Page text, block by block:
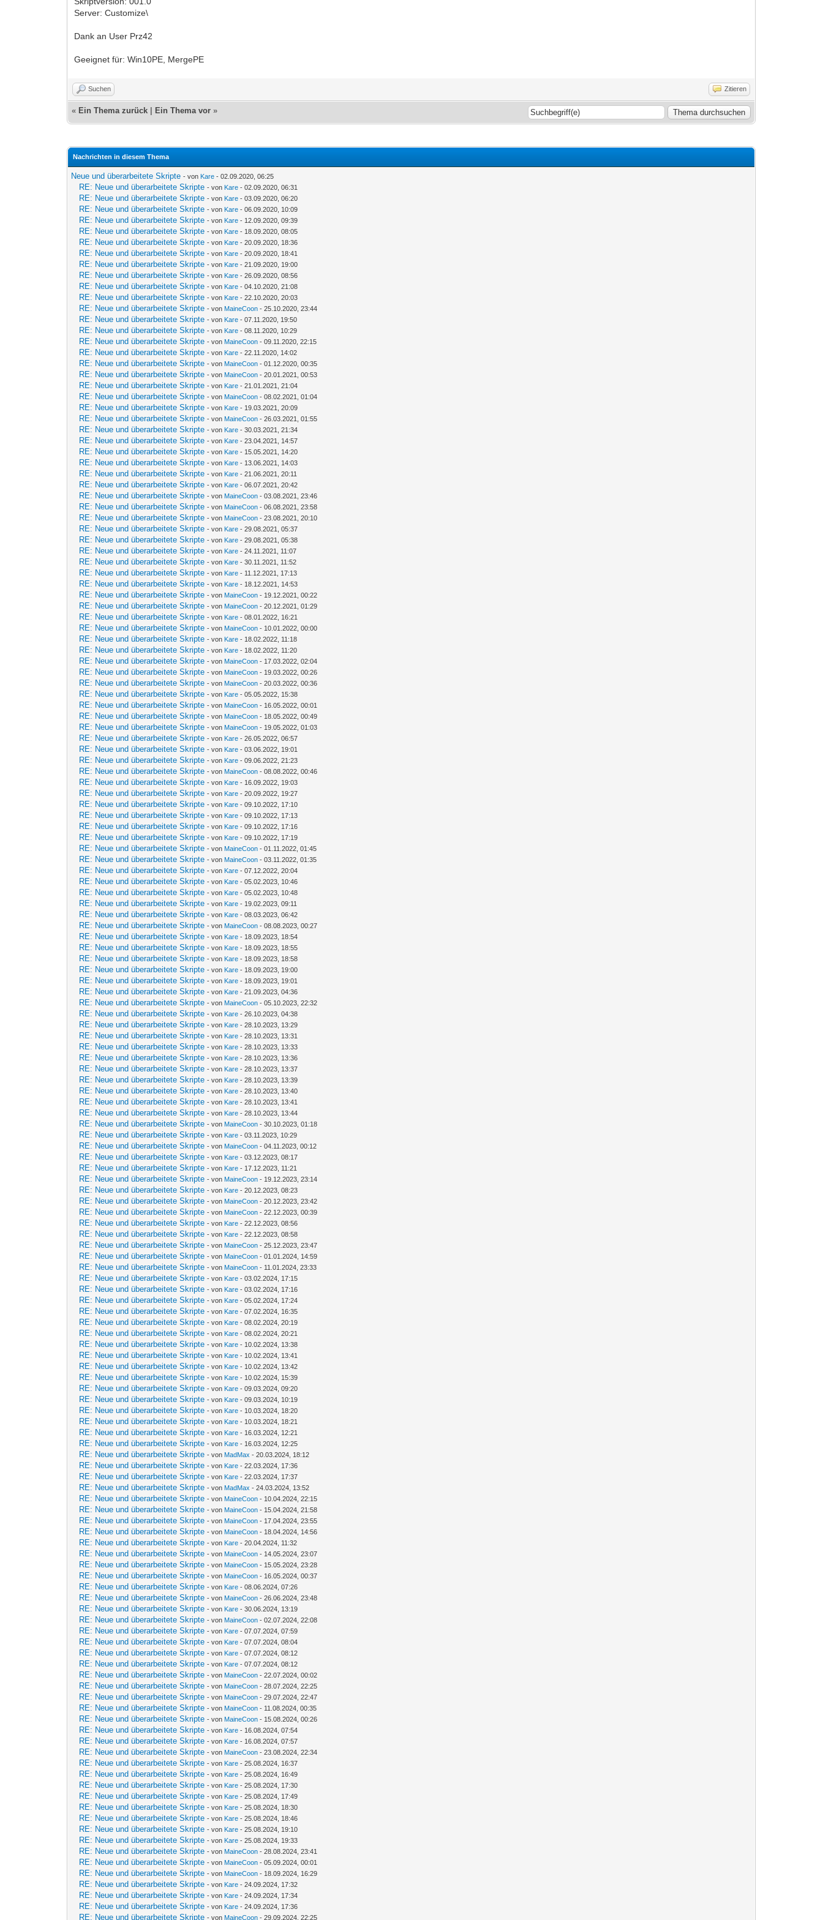
Server: Customize\
Dank an User Prz42
Geeignet für: Win10PE, MergePE
Suchen Zitieren
« Ein Thema zurück Ein Thema vor »
Nachrichten in diesem Thema
Neue und überarbeitete Skripte - von Kare - 02.09.2020, 06:25
RE: Neue und überarbeitete Skripte - von Kare - 02.09.2020, 06:31
RE: Neue und überarbeitete Skripte - von Kare - 03.09.2020, 06:20
RE: Neue und überarbeitete Skripte - von Kare - 06.09.2020, 10:09
RE: Neue und überarbeitete Skripte - von Kare - 12.09.2020, 09:39
RE: Neue und überarbeitete Skripte - von Kare - 18.09.2020, 08:05
RE: Neue und überarbeitete Skripte - von Kare - 20.09.2020, 18:36
RE: Neue und überarbeitete Skripte - von Kare - 20.09.2020, 18:41
RE: Neue und überarbeitete Skripte - von Kare - 21.09.2020, 19:00
RE: Neue und überarbeitete Skripte - von Kare - 26.09.2020, 08:56
RE: Neue und überarbeitete Skripte - von Kare - 04.10.2020, 21:08
RE: Neue und überarbeitete Skripte - von Kare - 22.10.2020, 20:03
RE: Neue und überarbeitete Skripte - von MaineCoon - 25.10.2020, 23:44
RE: Neue und überarbeitete Skripte - von Kare - 07.11.2020, 19:50
RE: Neue und überarbeitete Skripte - von Kare - 08.11.2020, 10:29
RE: Neue und überarbeitete Skripte - von MaineCoon - 09.11.2020, 22:15
RE: Neue und überarbeitete Skripte - von Kare - 22.11.2020, 14:02
RE: Neue und überarbeitete Skripte - von MaineCoon - 01.12.2020, 00:35
RE: Neue und überarbeitete Skripte - von MaineCoon - 20.01.2021, 00:53
RE: Neue und überarbeitete Skripte - von Kare - 21.01.2021, 21:04
RE: Neue und überarbeitete Skripte - von MaineCoon - 08.02.2021, 01:04
RE: Neue und überarbeitete Skripte - von Kare - 19.03.2021, 20:09
RE: Neue und überarbeitete Skripte - von MaineCoon - 26.03.2021, 01:55
RE: Neue und überarbeitete Skripte - von Kare - 30.03.2021, 21:34
RE: Neue und überarbeitete Skripte - von Kare - 23.04.2021, 14:57
RE: Neue und überarbeitete Skripte - von Kare - 15.05.2021, 14:20
RE: Neue und überarbeitete Skripte - von Kare - 13.06.2021, 14:03
RE: Neue und überarbeitete Skripte - von Kare - 21.06.2021, 20:11
RE: Neue und überarbeitete Skripte - von Kare - 06.07.2021, 20:42
RE: Neue und überarbeitete Skripte - von MaineCoon - 03.08.2021, 23:46
RE: Neue und überarbeitete Skripte - von MaineCoon - 06.08.2021, 23:58
RE: Neue und überarbeitete Skripte - von MaineCoon - 23.08.2021, 20:10
RE: Neue und überarbeitete Skripte - von Kare - 29.08.2021, 05:37
RE: Neue und überarbeitete Skripte - von Kare - 29.08.2021, 05:38
RE: Neue und überarbeitete Skripte - von Kare - 24.11.2021, 11:07
RE: Neue und überarbeitete Skripte - von Kare - 30.11.2021, 11:52
RE: Neue und überarbeitete Skripte - von Kare - 11.12.2021, 17:13
RE: Neue und überarbeitete Skripte - von Kare - 18.12.2021, 14:53
RE: Neue und überarbeitete Skripte - von MaineCoon - 19.12.2021, 00:22
RE: Neue und überarbeitete Skripte - von MaineCoon - 20.12.2021, 01:29
RE: Neue und überarbeitete Skripte - von Kare - 08.01.2022, 16:21
RE: Neue und überarbeitete Skripte - von MaineCoon - 10.01.2022, 00:00
RE: Neue und überarbeitete Skripte - von Kare - 18.02.2022, 11:18
RE: Neue und überarbeitete Skripte - von Kare - 18.02.2022, 11:20
RE: Neue und überarbeitete Skripte - von MaineCoon - 17.03.2022, 02:04
RE: Neue und überarbeitete Skripte - von MaineCoon - 19.03.2022, 00:26
RE: Neue und überarbeitete Skripte - von MaineCoon - 20.03.2022, 00:36
RE: Neue und überarbeitete Skripte - von Kare - 05.05.2022, 15:38
RE: Neue und überarbeitete Skripte - von MaineCoon - 16.05.2022, 00:01
RE: Neue und überarbeitete Skripte - von MaineCoon - 18.05.2022, 00:49
RE: Neue und überarbeitete Skripte - von MaineCoon - 19.05.2022, 01:03
RE: Neue und überarbeitete Skripte - von Kare - 26.05.2022, 06:57
RE: Neue und überarbeitete Skripte - von Kare - 03.06.2022, 19:01
RE: Neue und überarbeitete Skripte - von Kare - 09.06.2022, 21:23
RE: Neue und überarbeitete Skripte - von MaineCoon - 08.08.2022, 00:46
RE: Neue und überarbeitete Skripte - von Kare - 16.09.2022, 19:03
RE: Neue und überarbeitete Skripte - von Kare - 20.09.2022, 19:27
RE: Neue und überarbeitete Skripte - von Kare - 09.10.2022, 17:10
RE: Neue und überarbeitete Skripte - von Kare - 09.10.2022, 17:13
RE: Neue und überarbeitete Skripte - von Kare - 09.10.2022, 17:16
RE: Neue und überarbeitete Skripte - von Kare - 09.10.2022, 17:19
RE: Neue und überarbeitete Skripte - von MaineCoon - 01.11.2022, 01:45
RE: Neue und überarbeitete Skripte - von MaineCoon - 03.11.2022, 01:35
RE: Neue und überarbeitete Skripte - von Kare - 07.12.2022, 20:04
RE: Neue und überarbeitete Skripte - von Kare - 05.02.2023, 10:46
RE: Neue und überarbeitete Skripte - von Kare - 05.02.2023, 10:48
RE: Neue und überarbeitete Skripte - von Kare - 19.02.2023, 09:11
RE: Neue und überarbeitete Skripte - von Kare - 08.03.2023, 06:42
RE: Neue und überarbeitete Skripte - von MaineCoon - 08.08.2023, 00:27
RE: Neue und überarbeitete Skripte - von Kare - 18.09.2023, 18:54
RE: Neue und überarbeitete Skripte - von Kare - 18.09.2023, 18:55
RE: Neue und überarbeitete Skripte - von Kare - 18.09.2023, 18:58
RE: Neue und überarbeitete Skripte - von Kare - 18.09.2023, 19:00
RE: Neue und überarbeitete Skripte - von Kare - 18.09.2023, 19:01
RE: Neue und überarbeitete Skripte - von Kare - 21.09.2023, 04:36
RE: Neue und überarbeitete Skripte - von MaineCoon - 05.10.2023, 22:32
RE: Neue und überarbeitete Skripte - von Kare - 26.10.2023, 04:38
RE: Neue und überarbeitete Skripte - von Kare - 28.10.2023, 13:29
RE: Neue und überarbeitete Skripte - von Kare - 28.10.2023, 13:31
RE: Neue und überarbeitete Skripte - von Kare - 28.10.2023, 13:33
RE: Neue und überarbeitete Skripte - von Kare - 28.10.2023, 13:36
RE: Neue und überarbeitete Skripte - von Kare - 28.10.2023, 13:37
RE: Neue und überarbeitete Skripte - von Kare - 28.10.2023, 13:39
RE: Neue und überarbeitete Skripte - von Kare - 28.10.2023, 13:40
RE: Neue und überarbeitete Skripte - von Kare - 28.10.2023, 13:41
RE: Neue und überarbeitete Skripte - von Kare - 28.10.2023, 13:44
RE: Neue und überarbeitete Skripte - von MaineCoon - 30.10.2023, 01:18
RE: Neue und überarbeitete Skripte - von Kare - 03.11.2023, 10:29
RE: Neue und überarbeitete Skripte - von MaineCoon - 04.11.2023, 00:12
RE: Neue und überarbeitete Skripte - von Kare - 03.12.2023, 08:17
RE: Neue und überarbeitete Skripte - von Kare - 17.12.2023, 11:21
RE: Neue und überarbeitete Skripte - von MaineCoon - 19.12.2023, 23:14
RE: Neue und überarbeitete Skripte - von Kare - 20.12.2023, 08:23
RE: Neue und überarbeitete Skripte - von MaineCoon - 20.12.2023, 23:42
RE: Neue und überarbeitete Skripte - von MaineCoon - 22.12.2023, 00:39
RE: Neue und überarbeitete Skripte - von Kare - 22.12.2023, 08:56
RE: Neue und überarbeitete Skripte - von Kare - 22.12.2023, 08:58
RE: Neue und überarbeitete Skripte - von MaineCoon - 25.12.2023, 23:47
RE: Neue und überarbeitete Skripte - von MaineCoon - 01.01.2024, 14:59
RE: Neue und überarbeitete Skripte - von MaineCoon - 11.01.2024, 23:33
RE: Neue und überarbeitete Skripte - von Kare - 03.02.2024, 17:15
RE: Neue und überarbeitete Skripte - von Kare - 03.02.2024, 17:16
RE: Neue und überarbeitete Skripte - von Kare - 05.02.2024, 17:24
RE: Neue und überarbeitete Skripte - von Kare - 07.02.2024, 16:35
RE: Neue und überarbeitete Skripte - von Kare - 08.02.2024, 20:19
RE: Neue und überarbeitete Skripte - von Kare - 08.02.2024, 20:21
RE: Neue und überarbeitete Skripte - von Kare - 10.02.2024, 13:38
RE: Neue und überarbeitete Skripte - von Kare - 10.02.2024, 13:41
RE: Neue und überarbeitete Skripte - von Kare - 10.02.2024, 13:42
RE: Neue und überarbeitete Skripte - von Kare - 10.02.2024, 15:39
RE: Neue und überarbeitete Skripte - von Kare - 09.03.2024, 09:20
RE: Neue und überarbeitete Skripte - von Kare - 09.03.2024, 10:19
RE: Neue und überarbeitete Skripte - von Kare - 10.03.2024, 18:20
RE: Neue und überarbeitete Skripte - von Kare - 10.03.2024, 18:21
RE: Neue und überarbeitete Skripte - von Kare - 16.03.2024, 12:21
RE: Neue und überarbeitete Skripte - von Kare - 16.03.2024, 12:25
RE: Neue und überarbeitete Skripte - von MadMax - 20.03.2024, 18:12
RE: Neue und überarbeitete Skripte - von Kare - 22.03.2024, 17:36
RE: Neue und überarbeitete Skripte - von Kare - 22.03.2024, 17:37
RE: Neue und überarbeitete Skripte - von MadMax - 24.03.2024, 13:52
RE: Neue und überarbeitete Skripte - von MaineCoon - 10.04.2024, 22:15
RE: Neue und überarbeitete Skripte - von MaineCoon - 15.04.2024, 21:58
RE: Neue und überarbeitete Skripte - von MaineCoon - 17.04.2024, 23:55
RE: Neue und überarbeitete Skripte - von MaineCoon - 18.04.2024, 14:56
RE: Neue und überarbeitete Skripte - von Kare - 20.04.2024, 11:32
RE: Neue und überarbeitete Skripte - von MaineCoon - 14.05.2024, 23:07
RE: Neue und überarbeitete Skripte - von MaineCoon - 15.05.2024, 23:28
RE: Neue und überarbeitete Skripte - von MaineCoon - 16.05.2024, 00:37
RE: Neue und überarbeitete Skripte - von Kare - 08.06.2024, 07:26
RE: Neue und überarbeitete Skripte - von MaineCoon - 26.06.2024, 23:48
RE: Neue und überarbeitete Skripte - von Kare - 30.06.2024, 13:19
RE: Neue und überarbeitete Skripte - von MaineCoon - 02.07.2024, 22:08
RE: Neue und überarbeitete Skripte - von Kare - 07.07.2024, 07:59
RE: Neue und überarbeitete Skripte - von Kare - 07.07.2024, 08:04
RE: Neue und überarbeitete Skripte - von Kare - 07.07.2024, 08:12
RE: Neue und überarbeitete Skripte - von Kare - 07.07.2024, 08:12
RE: Neue und überarbeitete Skripte - von MaineCoon - 22.07.2024, 00:02
RE: Neue und überarbeitete Skripte - von MaineCoon - 28.07.2024, 22:25
RE: Neue und überarbeitete Skripte - von MaineCoon - 29.07.2024, 22:47
RE: Neue und überarbeitete Skripte - von MaineCoon - 11.08.2024, 00:35
RE: Neue und überarbeitete Skripte - von MaineCoon - 15.08.2024, 00:26
RE: Neue und überarbeitete Skripte - von Kare - 16.08.2024, 07:54
RE: Neue und überarbeitete Skripte - von Kare - 16.08.2024, 07:57
RE: Neue und überarbeitete Skripte - von MaineCoon - 23.08.2024, 22:34
RE: Neue und überarbeitete Skripte - von Kare - 25.08.2024, 16:37
RE: Neue und überarbeitete Skripte - von Kare - 25.08.2024, 16:49
RE: Neue und überarbeitete Skripte - von Kare - 25.08.2024, 17:30
RE: Neue und überarbeitete Skripte - von Kare - 25.08.2024, 17:49
RE: Neue und überarbeitete Skripte - von Kare - 25.08.2024, 18:30
RE: Neue und überarbeitete Skripte - von Kare - 25.08.2024, 18:46
RE: Neue und überarbeitete Skripte - von Kare - 25.08.2024, 19:10
RE: Neue und überarbeitete Skripte - von Kare - 25.08.2024, 19:33
RE: Neue und überarbeitete Skripte - von MaineCoon - 28.08.2024, 23:41
RE: Neue und überarbeitete Skripte - von MaineCoon - 05.09.2024, 00:01
RE: Neue und überarbeitete Skripte - von MaineCoon - 18.09.2024, 16:29
RE: Neue und überarbeitete Skripte - von Kare - 24.09.2024, 17:32
RE: Neue und überarbeitete Skripte - von Kare - 24.09.2024, 17:34
RE: Neue und überarbeitete Skripte - von Kare - 24.09.2024, 17:36
RE: Neue und überarbeitete Skripte - von MaineCoon - 29.09.2024, 22:25